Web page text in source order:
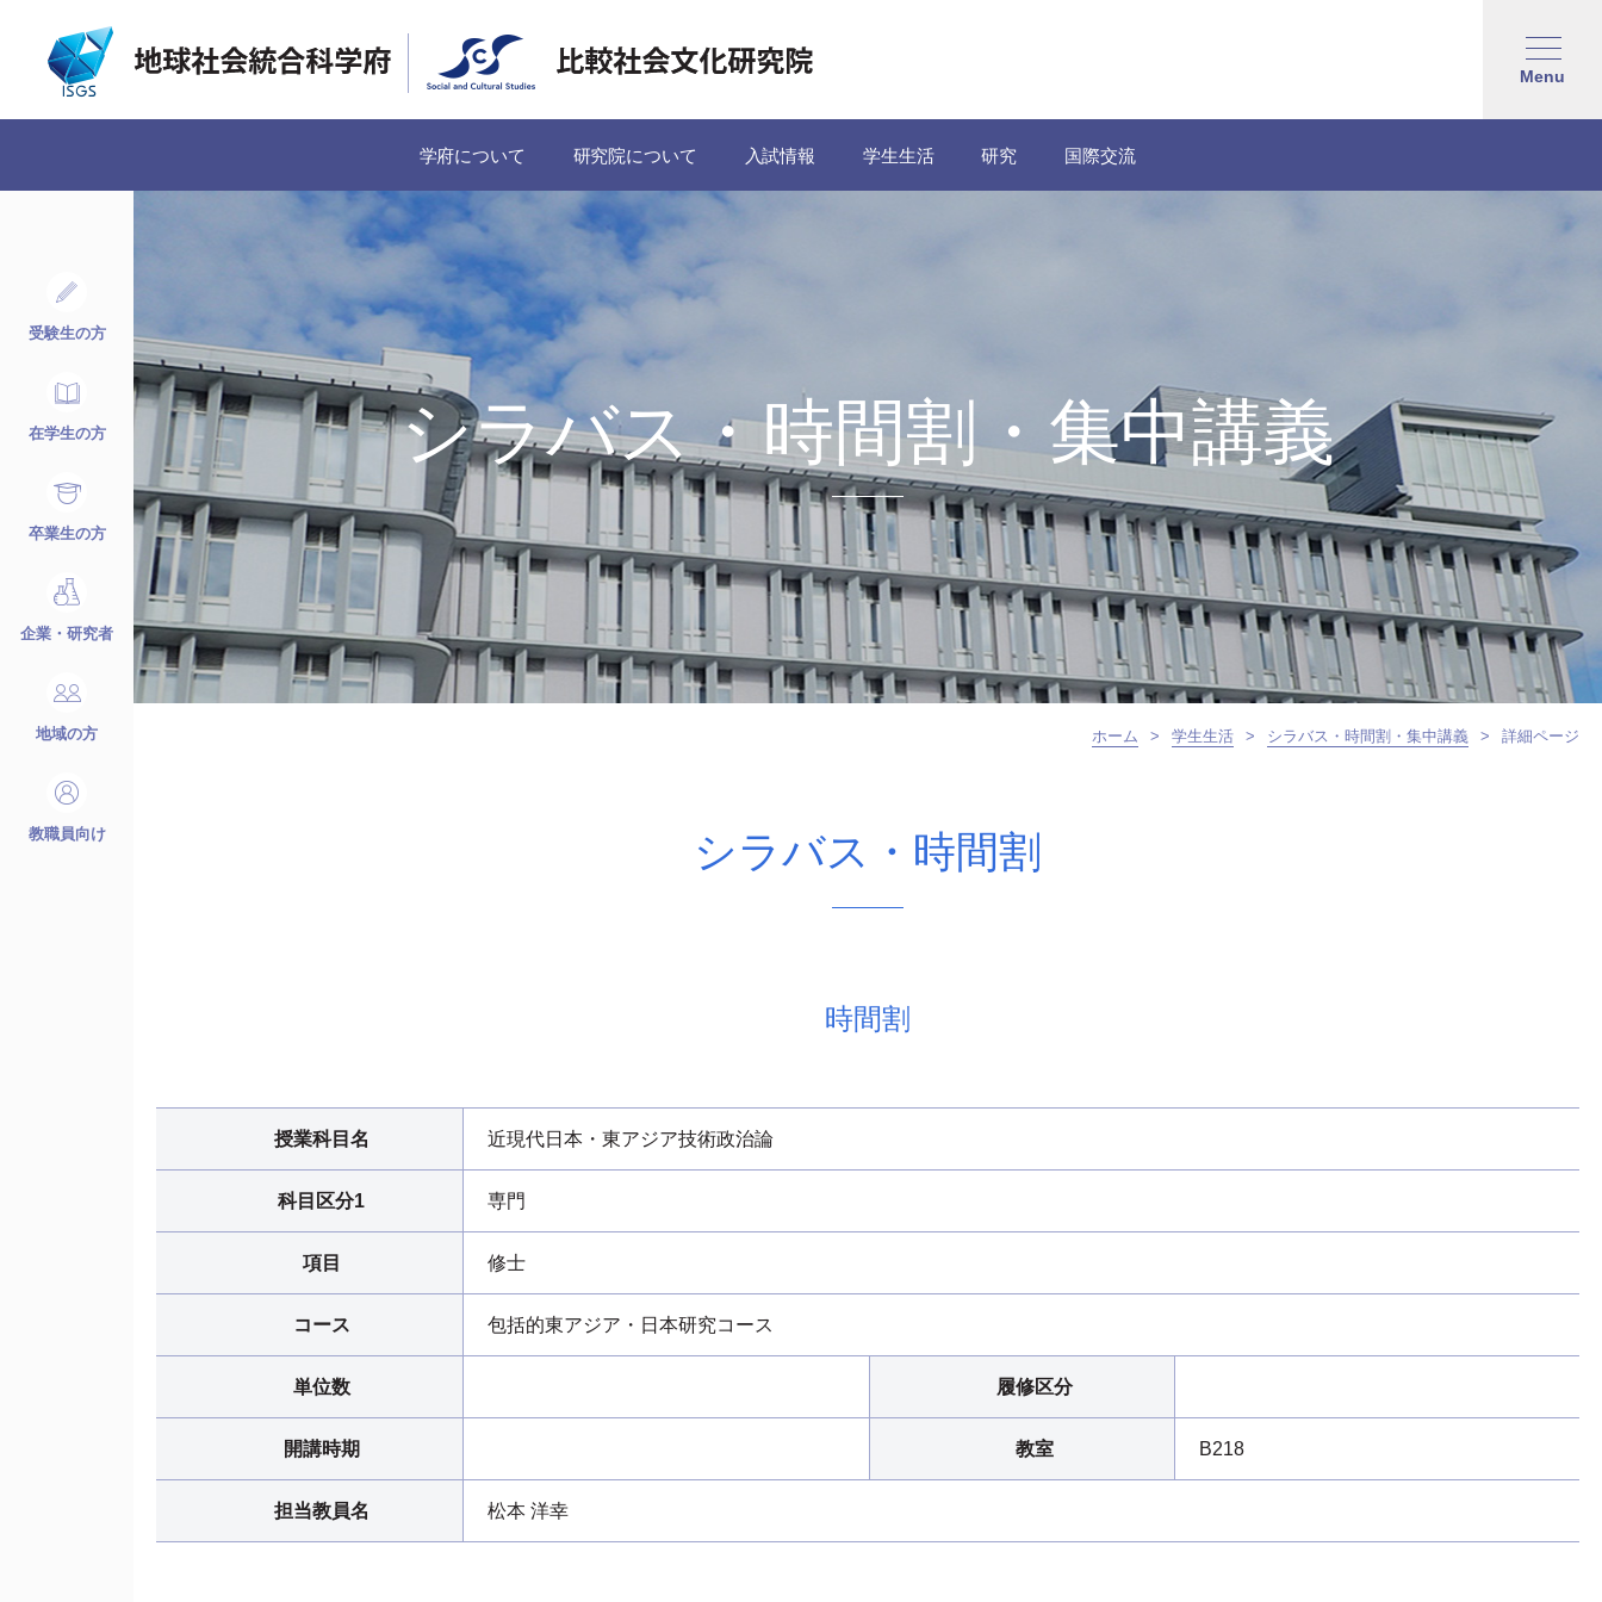
受験生の方
在学生の方
卒業生の方
企業・研究者
地域の方
教職員向け
Menu
学府について 研究院について 入試情報 学生生活 研究 国際交流
シラバス・時間割・集中講義
ホーム > 学生生活 > シラバス・時間割・集中講義 > 詳細ページ
シラバス・時間割
時間割
授業科目名 近現代日本・東アジア技術政治論
科目区分1 専門
項目 修士
コース 包括的東アジア・日本研究コース
単位数 履修区分
開講時期 教室 B218
担当教員名 松本 洋幸